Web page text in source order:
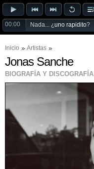
00:00 Nada... ¿uno rapidito?
Inicio Artistas
Jonas Sanche
BIOGRAFÍA Y DISCOGRAFÍA